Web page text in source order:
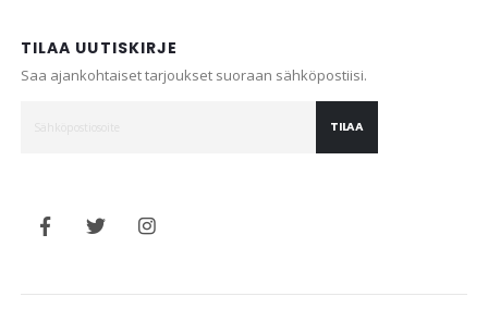
TILAA UUTISKIRJE
Saa ajankohtaiset tarjoukset suoraan sähköpostiisi.
TILAA